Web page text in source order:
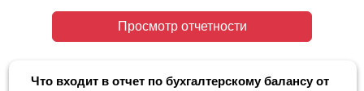
Просмотр отчетности
Что входит в отчет по бухгалтерскому балансу от